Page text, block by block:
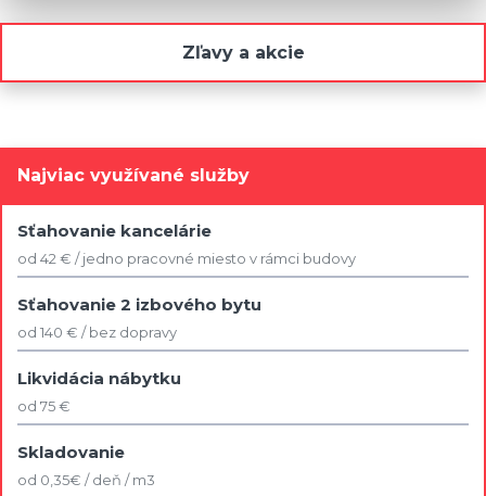
Zľavy a akcie
Najviac využívané služby
Sťahovanie kancelárie
od 42 € / jedno pracovné miesto v rámci budovy
Sťahovanie 2 izbového bytu
od 140 € / bez dopravy
Likvidácia nábytku
od 75 €
Skladovanie
od 0,35€ / deň / m3